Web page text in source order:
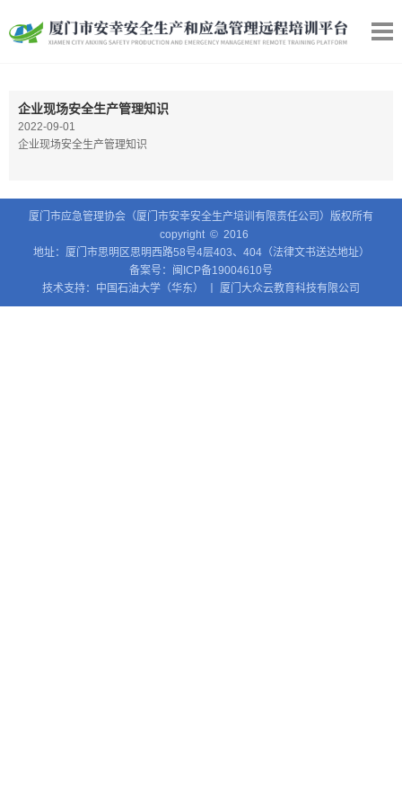
企业现场安全生产管理知识
2022-09-01
企业现场安全生产管理知识
厦门市应急管理协会（厦门市安幸安全生产培训有限责任公司）版权所有
copyright © 2016
地址：厦门市思明区思明西路58号4层403、404（法律文书送达地址）
备案号： 闽ICP备19004610号
技术支持：中国石油大学（华东） 丨 厦门大众云教育科技有限公司